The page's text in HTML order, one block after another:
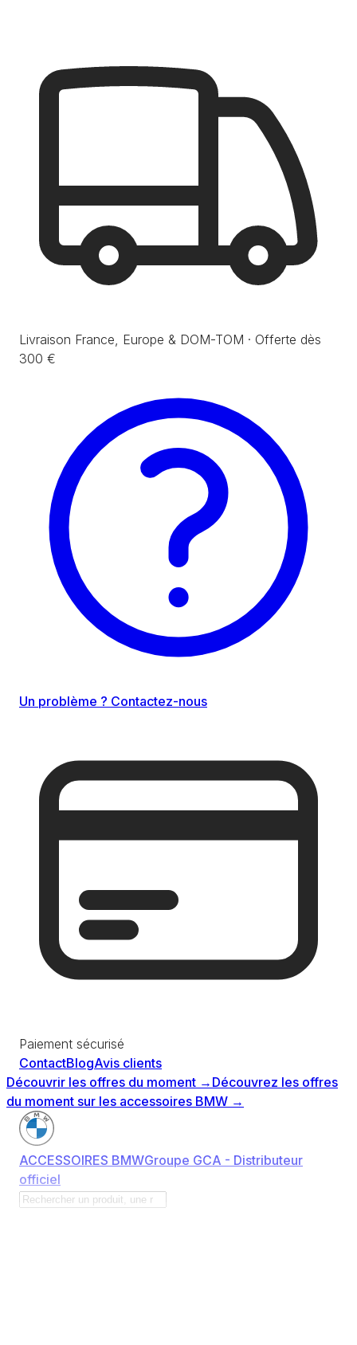
Livraison France, Europe & DOM-TOM · Offerte dès
300 €
Un problème ? Contactez-nous
Paiement sécurisé
ContactBlogAvis clients
Découvrir les offres du moment → Découvrez les offres
du moment sur les accessoires BMW →
ACCESSOIRES BMWGroupe GCA - Distributeur
officiel